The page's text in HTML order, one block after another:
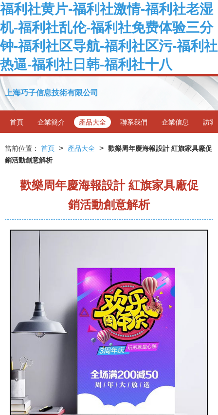
福利社黄片-福利社激情-福利社老湿
机-福利社乱伦-福利社免费体验三分
钟-福利社区导航-福利社区污-福利社
热逼-福利社日韩-福利社十八
上海巧子信息技術有限公司
首頁 企業簡介 產品大全 聯系我們 企業信息 訪客
當前位置： 首頁 > 產品大全 > 歡樂周年慶海報設計 紅旗家具廠促
銷活動創意解析
歡樂周年慶海報設計 紅旗家具廠促
銷活動創意解析